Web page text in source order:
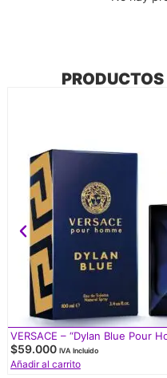
VERSACE – “Dylan Blue Pour
$59.000 IVA Incluido
Añadir al carrito